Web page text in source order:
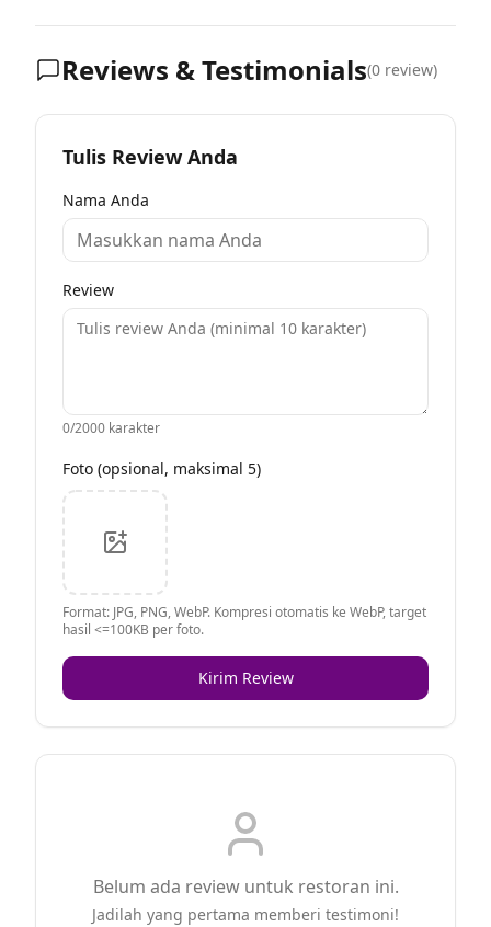
Reviews & Testimonials(0 review)
Tulis Review Anda
Nama Anda
Review
0/2000 karakter
Foto (opsional, maksimal 5)
Format: JPG, PNG, WebP. Kompresi otomatis ke WebP, target
hasil <=100KB per foto.
Kirim Review
Belum ada review untuk restoran ini.
Jadilah yang pertama memberi testimoni!